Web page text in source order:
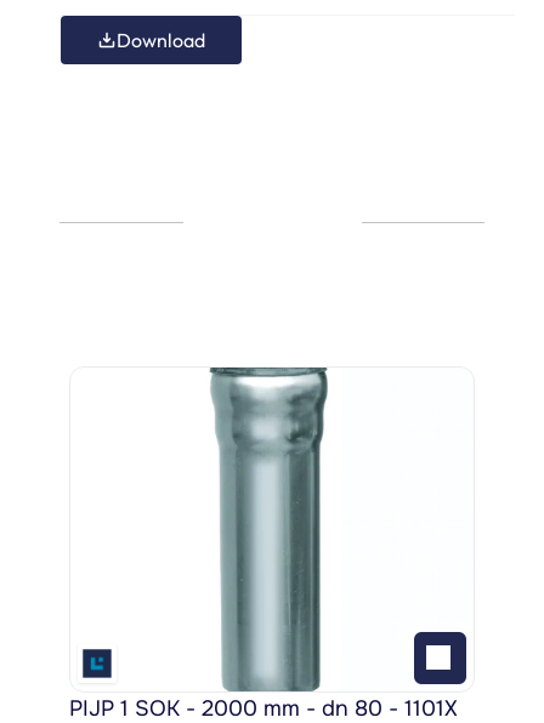
Download
PIJP 1 SOK - 2000 mm - dn 80 - 1101X